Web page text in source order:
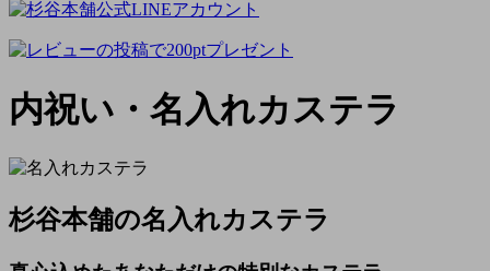
内祝い・名入れカステラ
杉谷本舗の名入れカステラ